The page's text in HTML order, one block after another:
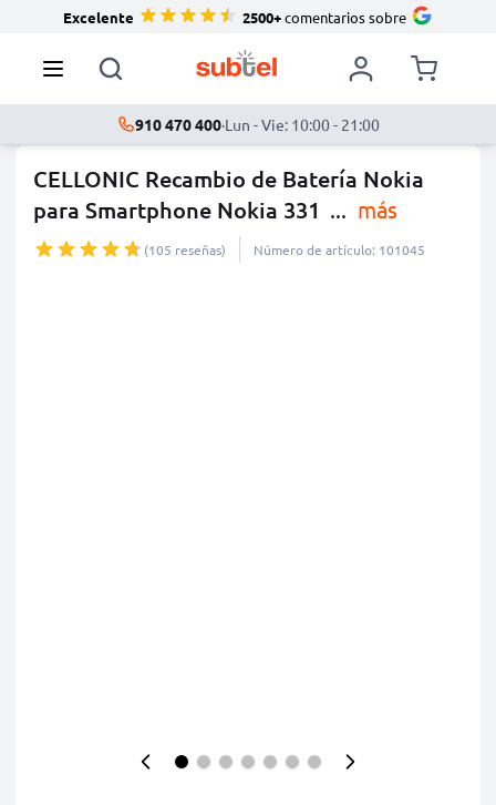
Excelente 2500+comentarios sobre
910 470 400·Lun - Vie: 10:00 - 21:00
CELLONIC Recambio de Batería Nokia
para Smartphone Nokia 331 ... más
(105 reseñas) Número de artículo: 101045